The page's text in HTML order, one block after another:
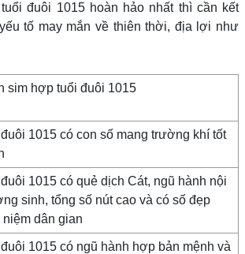
đuôi 1015 hoàn hảo nhất thì cần kết
tố may mắn về thiên thời, địa lợi như
sim hợp tuổi đuôi 1015
1015 có con số mang trường khí tốt
1015 có quẻ dịch Cát, ngũ hành nội
sinh, tổng số nút cao và có số đẹp
dân gian
1015 có ngũ hành hợp bản mệnh và